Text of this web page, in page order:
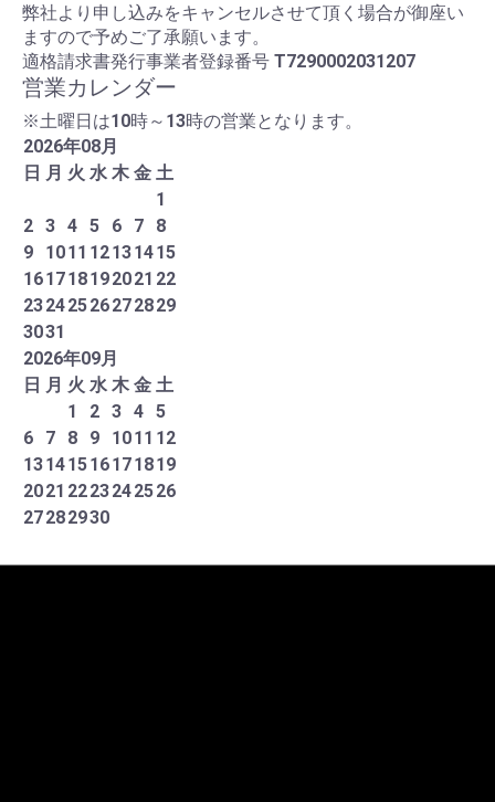
弊社より申し込みをキャンセルさせて頂く場合が御座い
ますので予めご了承願います。
適格請求書発行事業者登録番号 T7290002031207
営業カレンダー
※土曜日は10時～13時の営業となります。
2026年08月
日 月 火 水 木 金 土
1
2 3 4 5 6 7
8
9
1011 12131415
161718192021 22
23242526272829
3031
2026年09月
日 月 火 水 木 金 土
1
2 3 4 5
6
7 8 9 1011 12
13141516171819
2021 2223242526
27282930